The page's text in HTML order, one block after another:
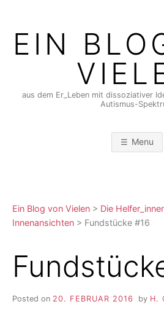
contentEIN
aus dem Er_Leben mit dissoziativer
Autismus-
Menu
Ein Blog von Vielen > Die
Innenansichten > Fundstücke #16
Posted on 20. FEBRUAR 2016 by H.